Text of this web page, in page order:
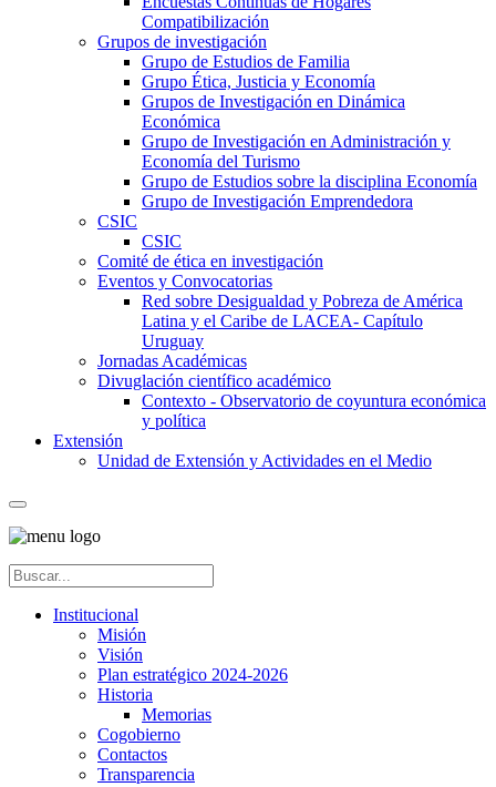
Compatibilización
Grupos de investigación
Grupo de Estudios de Familia
Grupo Ética, Justicia y Economía
Grupos de Investigación en Dinámica
Económica
Grupo de Investigación en Administración y
Economía del Turismo
Grupo de Estudios sobre la disciplina Economía
Grupo de Investigación Emprendedora
CSIC
CSIC
Comité de ética en investigación
Eventos y Convocatorias
Red sobre Desigualdad y Pobreza de América
Latina y el Caribe de LACEA- Capítulo
Uruguay
Jornadas Académicas
Divuglación científico académico
Contexto - Observatorio de coyuntura económica
y política
Extensión
Unidad de Extensión y Actividades en el Medio
Institucional
Misión
Visión
Plan estratégico 2024-2026
Historia
Memorias
Cogobierno
Contactos
Transparencia